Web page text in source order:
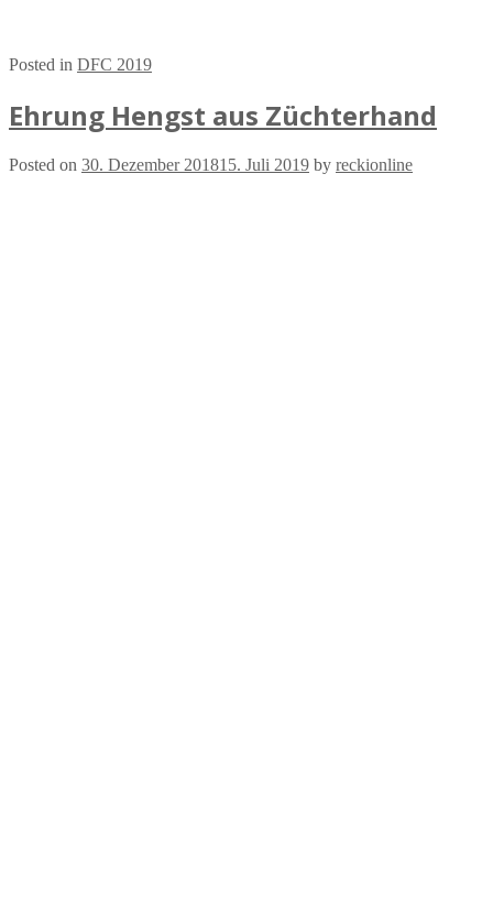
Posted in DFC 2019
Ehrung Hengst aus Züchterhand
Posted on 30. Dezember 201815. Juli 2019 by reckionline